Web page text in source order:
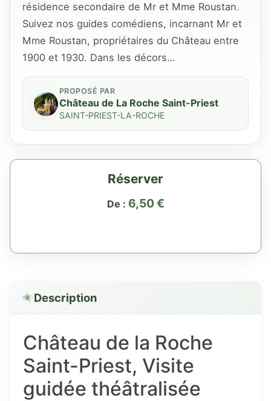
résidence secondaire de Mr et Mme Roustan.
Suivez nos guides comédiens, incarnant Mr et
Mme Roustan, propriétaires du Château entre
1900 et 1930. Dans les décors…
PROPOSÉ PAR
Château de La Roche Saint-Priest
SAINT-PRIEST-LA-ROCHE
Réserver
De : 6,50€
Description
Château de la Roche
Saint-Priest, Visite
guidée théâtralisée